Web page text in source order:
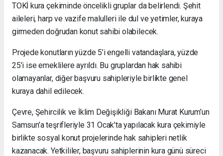
TOKİ kura çekiminde öncelikli gruplar da belirlendi. Şehit
aileleri, harp ve vazife malulleri ile dul ve yetimler, kuraya
girmeden doğrudan konut sahibi olabilecek.
Projede konutların yüzde 5’i engelli vatandaşlara, yüzde
25’i ise emeklilere ayrıldı. Bu gruplardan hak sahibi
olamayanlar, diğer başvuru sahipleriyle birlikte genel
kuraya dahil edilecek.
Çevre, Şehircilik ve İklim Değişikliği Bakanı Murat Kurum’un
Samsun’a teşrifleriyle 31 Ocak’ta yapılacak kura çekimiyle
birlikte sosyal konut projelerinde hak sahipleri netlik
kazanacak. Yetkililer, başvuru sahiplerinin kura günü süreci